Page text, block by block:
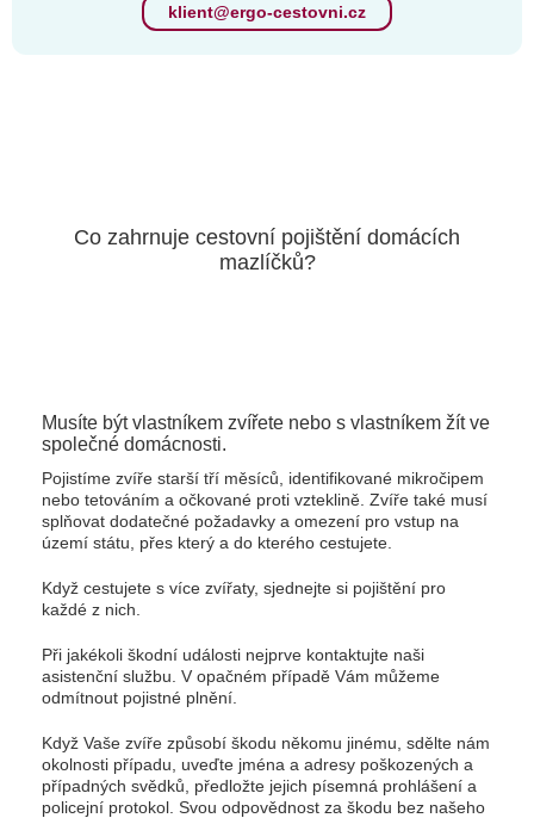
klient@ergo-cestovni.cz
Co zahrnuje cestovní pojištění domácích
mazlíčků?
Musíte být vlastníkem zvířete nebo s vlastníkem žít ve
společné domácnosti.
Pojistíme zvíře starší tří měsíců, identifikované mikročipem
nebo tetováním a očkované proti vzteklině. Zvíře také musí
splňovat dodatečné požadavky a omezení pro vstup na
území státu, přes který a do kterého cestujete.
Když cestujete s více zvířaty, sjednejte si pojištění pro
každé z nich.
Při jakékoli škodní události nejprve kontaktujte naši
asistenční službu. V opačném případě Vám můžeme
odmítnout pojistné plnění.
Když Vaše zvíře způsobí škodu někomu jinému, sdělte nám
okolnosti případu, uveďte jména a adresy poškozených a
případných svědků, předložte jejich písemná prohlášení a
policejní protokol. Svou odpovědnost za škodu bez našeho